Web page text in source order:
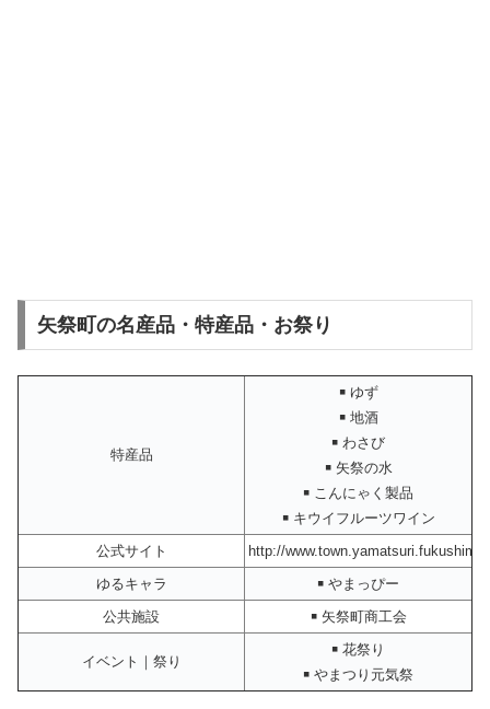
矢祭町の名産品・特産品・お祭り
特産品
￭ ゆず
￭ 地酒
￭ わさび
￭ 矢祭の水
￭ こんにゃく製品
￭ キウイフルーツワイン
公式サイト
http://
ゆるキャラ
￭ やまっぴー
公共施設
￭ 矢祭町商工会
イベント｜祭り
￭ 花祭り
￭ やまつり元気祭